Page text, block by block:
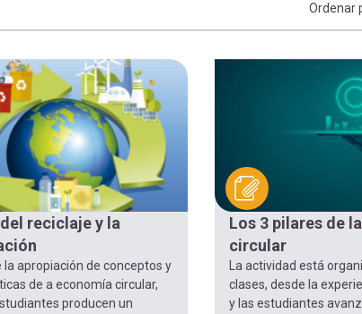
Ordenar
reciclaje y la
la apropiación de conceptos y
de a economía circular,
producen un
Los 3 pilares de
circular
La actividad está
clases, desde la
y las estudiantes